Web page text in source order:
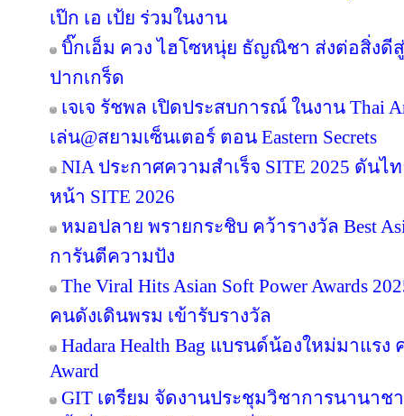
เป๊ก เอ เป้ย ร่วมในงาน
บิ๊กเอ็ม ควง ไฮโซหนุ่ย ธัญณิชา ส่งต่อสิ่งดี
ปากเกร็ด
เจเจ รัชพล เปิดประสบการณ์ ในงาน Thai
เล่น@สยามเซ็นเตอร์ ตอน Eastern Secrets
NIA ประกาศความสำเร็จ SITE 2025 ดัน
หน้า SITE 2026
หมอปลาย พรายกระชิบ คว้ารางวัล Best
การันตีความปัง
The Viral Hits Asian Soft Power Awards
คนดังเดินพรม เข้ารับรางวัล
Hadara Health Bag แบรนด์น้องใหม่มาแรง
Award
GIT เตรียม จัดงานประชุมวิชาการนานา